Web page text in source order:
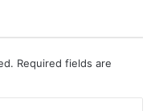
Required fields are